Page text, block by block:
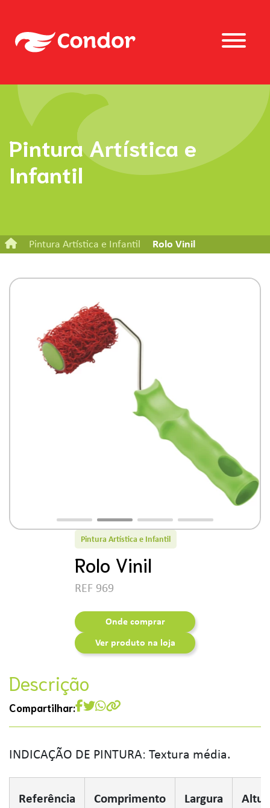
Pintura Artística e
Infantil
Pintura Artística e Infantil Rolo Vinil
Pintura Artística e Infantil
Rolo Vinil
REF 969
Onde comprar
Ver produto na loja
Descrição
Compartilhar:
INDICAÇÃO DE PINTURA: Textura média.
Referência
Comprimento
Largura